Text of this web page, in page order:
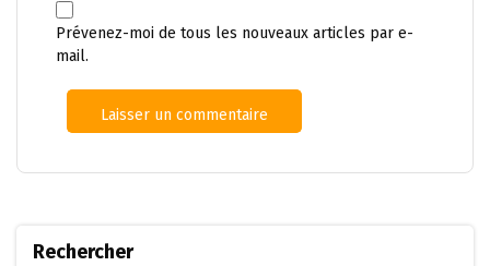
Prévenez-moi de tous les nouveaux articles par e-
mail.
Rechercher